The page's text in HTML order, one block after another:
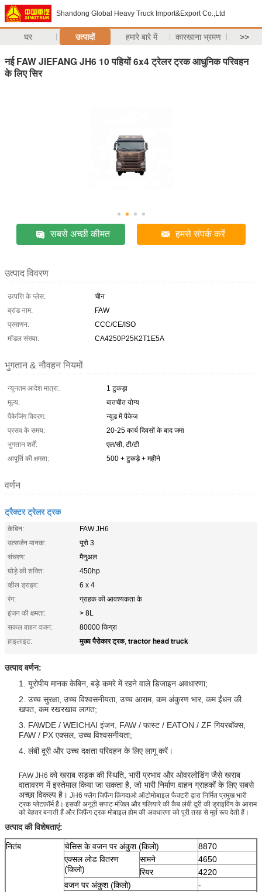
Shandong Global Heavy Truck Import&Export Co.,Ltd
घर उत्पादों हमारे बारे में कारखाना भ्रमण >>
नई FAW JIEFANG JH6 10 पहियों 6x4 ट्रेलर ट्रक आधुनिक परिवहन
के लिए सिर
सबसे अच्छी कीमत हमसे संपर्क करें
उत्पाद विवरण
उत्पत्ति के प्लेस:
चीन
ब्रांड नाम:
FAW
प्रमाणन:
CCC/CE/ISO
मॉडल संख्या:
CA4250P25K2T1E5A
भुगतान & नौवहन नियमों
न्यूनतम आदेश मात्रा:
1 टुकड़ा
मूल्य:
बातचीत योग्य
पैकेजिंग विवरण:
न्यूड में पैकेज
प्रसव के समय:
20-25 कार्य दिवसों के बाद जमा
भुगतान शर्तें:
एल/सी, टी/टी
आपूर्ति की क्षमता:
500 + टुकड़े + महीने
वर्णन
ट्रैक्टर ट्रेलर ट्रक
केबिन:
FAW JH6
उत्सर्जन मानक:
यूरो 3
संचरण:
मैनुअल
घोड़े की शक्ति:
450hp
व्हील ड्राइव:
6 x 4
रंग:
ग्राहक की आवश्यकता के
इंजन की क्षमता:
> 8L
सकल वाहन वजन:
80000 किग्रा
हाइलाइट:
मुख्य पैरोकार ट्रक, tractor head truck
उत्पाद वर्णन:
1. यूरोपीय मानक केबिन, बड़े कमरे में रहने वाले डिजाइन अवधारणा;
2. उच्च सुरक्षा, उच्च विश्वसनीयता, उच्च आराम, कम अंकुरण भार, कम ईंधन की
खपत, कम रखरखाव लागत;
3. FAWDE / WEICHAI इंजन, FAW / फास्ट / EATON / ZF गियरबॉक्स,
FAW / PX एक्सल, उच्च विश्वसनीयता;
4. लंबी दूरी और उच्च दक्षता परिवहन के लिए लागू करें।
FAW JH6 को खराब सड़क की स्थिति, भारी प्रभाव और ओवरलोडिंग जैसे खराब
वातावरण में इस्तेमाल किया जा सकता है, जो भारी निर्माण वाहन ग्राहकों के लिए सबसे
अच्छा विकल्प है। JH6 फ्लैग जिफैंग क़िंगदाओ ऑटोमोबाइल फैक्टरी द्वारा निर्मित प्रमुख भारी
ट्रक प्लेटफ़ॉर्म है। इसकी अनूठी सपाट मंजिल और गलियारे की कैब लंबी दूरी की ड्राइविंग के आराम
को बेहतर बनाती हैं और जिफैंग ट्रक मोबाइल होम की अवधारणा को पूरी तरह से मूर्त रूप देती हैं।
उत्पाद की विशेषताएं:
नितंब चेसिस के वजन पर अंकुश (किलो)
8870
एक्सल लोड वितरण
(किलो)
सामने
4650
रियर
4220
वजन पर अंकुश (किलो)
-